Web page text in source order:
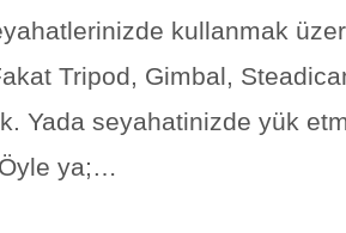
kullanmak
Tripod, Gimbal,
Yada seyahatinizde yük
ya;…